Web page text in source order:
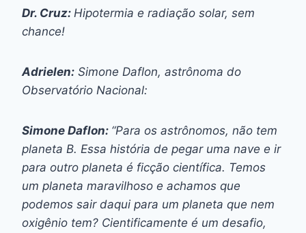
Dr. Cruz: Hipotermia e radiação solar, sem
chance!
Adrielen: Simone Daflon, astrônoma do
Observatório Nacional:
Simone Daflon: “Para os astrônomos, não tem
planeta B. Essa história de pegar uma nave e ir
para outro planeta é ficção científica. Temos
um planeta maravilhoso e achamos que
podemos sair daqui para um planeta que nem
oxigênio tem? Cientificamente é um desafio,